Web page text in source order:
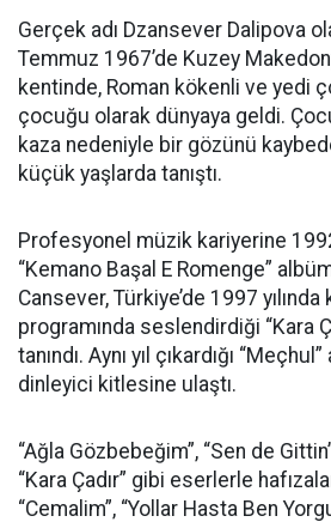
Gerçek adı Dzansever Dalipova
Temmuz 1967’de Kuzey
kentinde, Roman kökenli ve yedi
çocuğu olarak dünyaya geldi.
kaza nedeniyle bir gözünü
küçük yaşlarda tanıştı.
Profesyonel müzik kariyerine
“Kemano Başal E Romenge”
Cansever, Türkiye’de 1997 yılında
programında seslendirdiği “Kara
tanındı. Aynı yıl çıkardığı
dinleyici kitlesine ulaştı.
“Ağla Gözbebeğim”, “Sen de
“Kara Çadır” gibi eserlerle
“Cemalim”, “Yollar Hasta Ben